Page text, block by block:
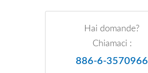
Hai domande?
Chiamaci :
886-6-3570966